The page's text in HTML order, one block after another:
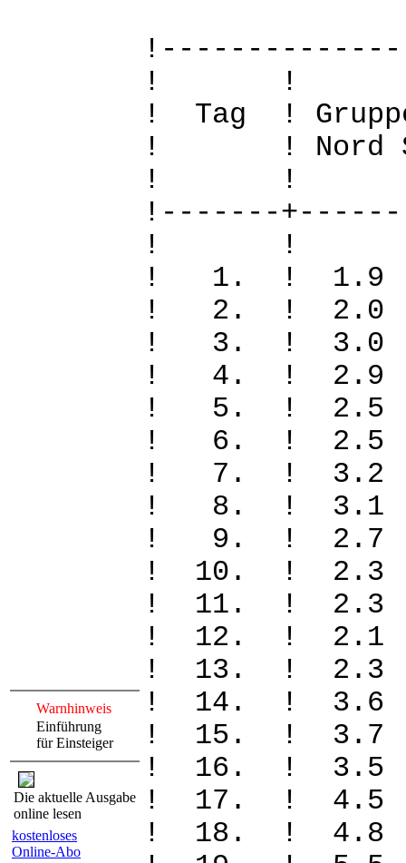
Warnhinweis
Einführung
für Einsteiger
Die aktuelle Ausgabe
online lesen
kostenloses
Online-Abo
!
! Tag !
! ! Nord
!
!-------
!
! 1. !
! 2. !
! 3. !
! 4. ! 2.9
! 5. ! 2.5
! 6. ! 2.5
! 7. ! 3.2
! 8. ! 3.1
! 9. ! 2.7
! 10. !
! 11. !
! 12. !
! 13. !
! 14. ! 3.6
! 15. ! 3.7
! 16. ! 3.5
! 17. ! 4.5
! 18. ! 4.8